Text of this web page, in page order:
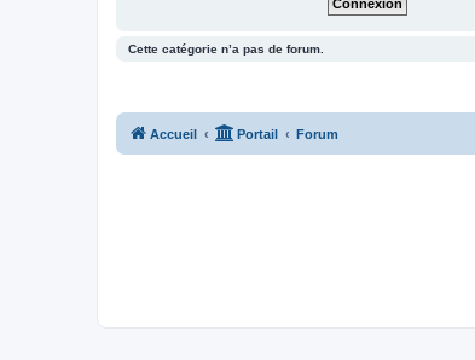
Cette catégorie n’a pas de forum.
Accueil Portail Forum